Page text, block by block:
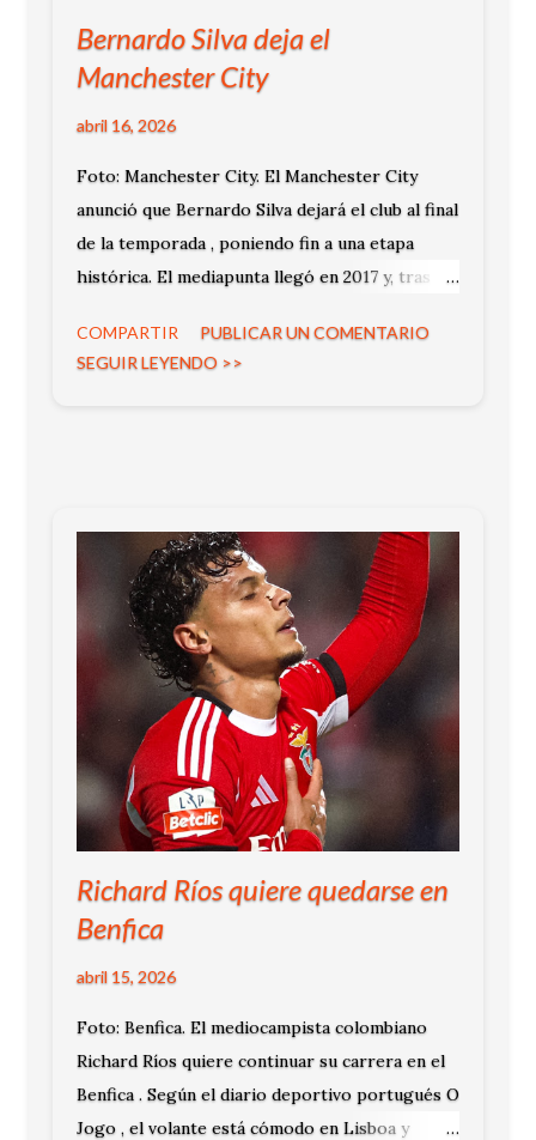
Bernardo Silva deja el
Manchester City
abril 16, 2026
Foto: Manchester City. El Manchester City
anunció que Bernardo Silva dejará el club al final
de la temporada , poniendo fin a una etapa
histórica. El mediapunta llegó en 2017 y, tras
referentes del proyecto deportivo. Su salida
marca el cierre de un ciclo lleno de títulos y
COMPARTIR
PUBLICAR UN COMENTARIO
SEGUIR LEYENDO >>
Richard Ríos quiere quedarse en
Benfica
abril 15, 2026
Foto: Benfica. El mediocampista colombiano
Richard Ríos quiere continuar su carrera en el
Benfica . Según el diario deportivo portugués O
Jogo , el volante está cómodo en Lisboa y